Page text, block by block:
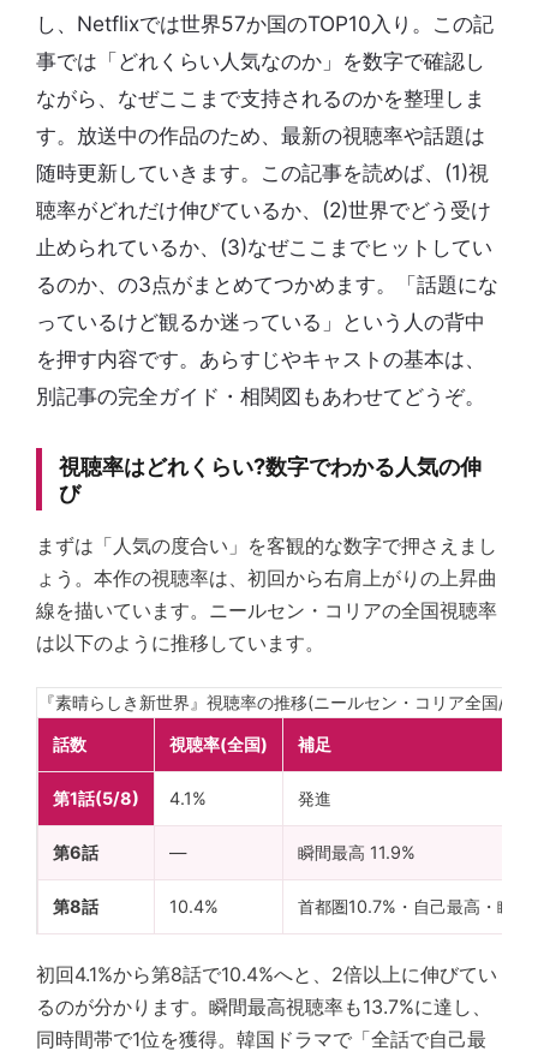
し、Netflixでは世界57か国のTOP10入り。この記
事では「どれくらい人気なのか」を数字で確認し
ながら、なぜここまで支持されるのかを整理しま
す。放送中の作品のため、最新の視聴率や話題は
随時更新していきます。この記事を読めば、(1)視
聴率がどれだけ伸びているか、(2)世界でどう受け
止められているか、(3)なぜここまでヒットしてい
るのか、の3点がまとめてつかめます。「話題にな
っているけど観るか迷っている」という人の背中
を押す内容です。あらすじやキャストの基本は、
別記事の完全ガイド・相関図もあわせてどうぞ。
視聴率はどれくらい?数字でわかる人気の伸
び
まずは「人気の度合い」を客観的な数字で押さえまし
ょう。本作の視聴率は、初回から右肩上がりの上昇曲
線を描いています。ニールセン・コリアの全国視聴率
は以下のように推移しています。
『素晴らしき新世界』視聴率の推移(ニールセン・コリア全国/
話数 視聴率(全国) 補足
第1話(5/8) 4.1% 発進
第6話 — 瞬間最高 11.9%
第8話 10.4% 首都圏10.7%・自己最高・瞬間
初回4.1%から第8話で10.4%へと、2倍以上に伸びてい
るのが分かります。瞬間最高視聴率も13.7%に達し、
同時間帯で1位を獲得。韓国ドラマで「全話で自己最